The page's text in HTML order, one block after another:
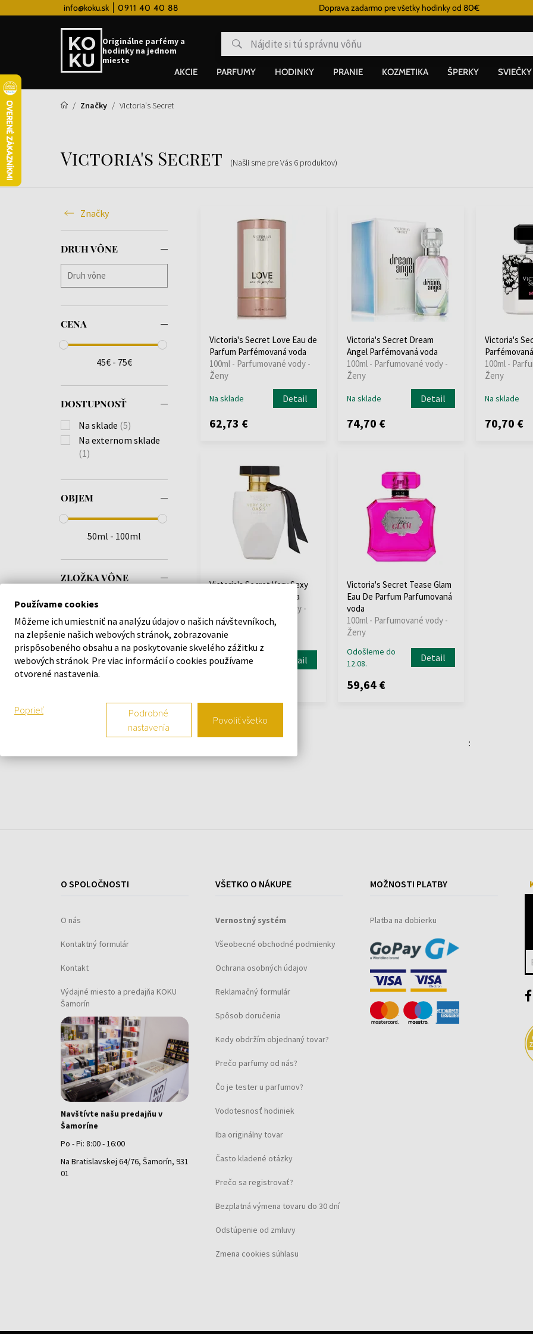
info@koku.sk 0911 40 40 88Vernostný systém Doprava zadarmo pre všetky hodinky od 80€
Originálne parfémy a
hodinky na jednom
mieste
AKCIE
PARFUMY HODINKY PRANIE KOZMETIKA ŠPERKY SVIEČKY
Značky Victoria's Secret
Victoria's Secret (Našli sme pre Vás 6 produktov)
Značky
DRUH VÔNE
CENA
45€ - 75€
DOSTUPNOSŤ
Na sklade (5)
Na externom sklade
(1)
OBJEM
50ml - 100ml
ZLOŽKA VÔNE
Victoria's Secret Love Eau de
Parfum Parfémovaná voda
100ml - Parfumované vody -
Ženy
Na sklade Detail
62,73 €
Victoria's Secret Dream
Angel Parfémovaná voda
100ml - Parfumované vody -
Ženy
Na sklade Detail
74,70 €
Victoria's
100ml -
Ženy
Na sklade
70,70 €
Victoria's Secret Very Sexy
Oasis Parfémovaná voda
50ml - Parfumované vody -
Ženy
Na sklade Detail
Victoria's Secret Tease Glam
Eau De Parfum Parfumovaná
voda
100ml - Parfumované vody -
Ženy
Odošleme do
12.08.
Detail
59,64 €
:
O SPOLOČNOSTI
O nás
Kontaktný formulár
Kontakt
Výdajné miesto a predajňa KOKU
Šamorín
Navštívte našu predajňu v
Šamoríne
Po - Pi: 8:00 - 16:00
Na Bratislavskej 64/76, Šamorín, 931
01
VŠETKO O NÁKUPE
Vernostný systém
Všeobecné obchodné podmienky
Ochrana osobných údajov
Reklamačný formulár
Spôsob doručenia
Kedy obdržím objednaný tovar?
Prečo parfumy od nás?
Čo je tester u parfumov?
Vodotesnosť hodiniek
Iba originálny tovar
Často kladené otázky
Prečo sa registrovať?
Bezplatná výmena tovaru do 30 dní
Odstúpenie od zmluvy
Zmena cookies súhlasu
MOŽNOSTI PLATBY
Platba na dobierku
Používame cookies
Môžeme ich umiestniť na analýzu údajov o našich návštevníkoch,
na zlepšenie našich webových stránok, zobrazovanie
prispôsobeného obsahu a na poskytovanie skvelého zážitku z
webových stránok. Pre viac informácií o cookies používame
otvorené nastavenia.
Poprieť
Podrobné
nastavenia
Povoliť všetko